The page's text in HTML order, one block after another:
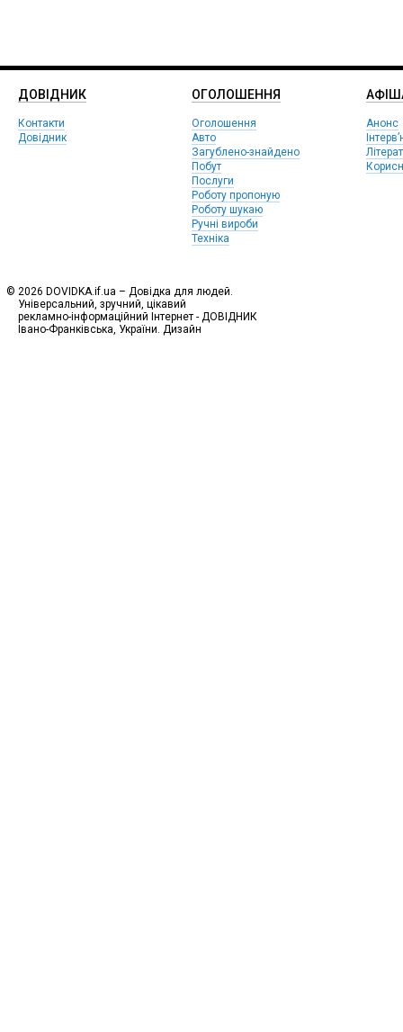
ДОВІДНИК
Контакти
Довідник
ОГОЛОШЕННЯ
Оголошення
Авто
Загублено-знайдено
Побут
Послуги
Роботу пропоную
Роботу шукаю
Ручні вироби
Техніка
Анонс
© 2026 DOVIDKA.if.ua – Довідка для людей.
Універсальний, зручний, цікавий
рекламно-інформаційний Інтернет - ДОВІДНИК
Івано-Франківська, України. Дизайн